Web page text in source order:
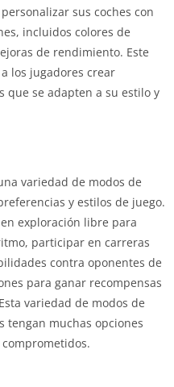
sus coches con
incluidos colores de
de rendimiento. Este
los jugadores crear
que se adapten a su estilo y
variedad de modos de
y estilos de juego.
exploración libre para
participar en carreras
contra oponentes de
para ganar recompensas
variedad de modos de
tengan muchas opciones